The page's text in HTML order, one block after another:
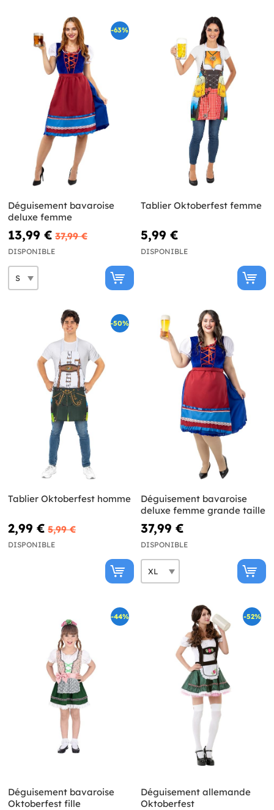
-63%
Déguisement bavaroise
deluxe femme
13,99 € 37,99 €
DISPONIBLE
Tablier Oktoberfest femme
5,99 €
DISPONIBLE
-50%
Tablier Oktoberfest homme
2,99 € 5,99 €
DISPONIBLE
Déguisement bavaroise
deluxe femme grande taille
37,99 €
DISPONIBLE
-44%
Déguisement bavaroise
Oktoberfest fille
-52%
Déguisement allemande
Oktoberfest